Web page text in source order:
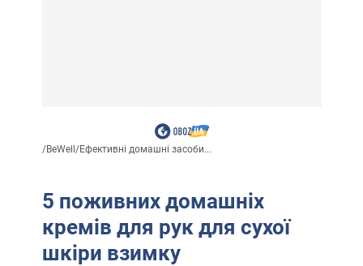
/BeWell/Ефективні домашні засоби...
5 поживних домашніх
кремів для рук для сухої
шкіри взимку